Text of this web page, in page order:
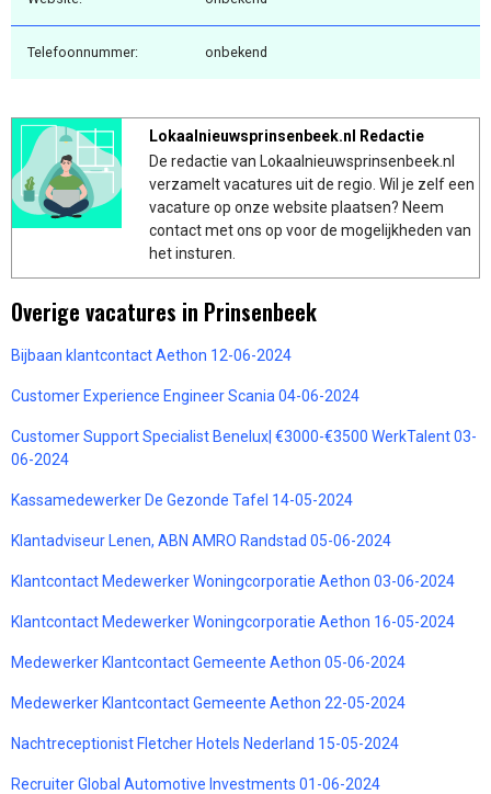
Telefoonnummer: onbekend
Lokaalnieuwsprinsenbeek.nl Redactie
De redactie van Lokaalnieuwsprinsenbeek.nl
verzamelt vacatures uit de regio. Wil je zelf een
vacature op onze website plaatsen? Neem
contact met ons op voor de mogelijkheden van
het insturen.
Overige vacatures in Prinsenbeek
Bijbaan klantcontact Aethon 12-06-2024
Customer Experience Engineer Scania 04-06-2024
Customer Support Specialist Benelux| €3000-€3500 WerkTalent 03-
06-2024
Kassamedewerker De Gezonde Tafel 14-05-2024
Klantadviseur Lenen, ABN AMRO Randstad 05-06-2024
Klantcontact Medewerker Woningcorporatie Aethon 03-06-2024
Klantcontact Medewerker Woningcorporatie Aethon 16-05-2024
Medewerker Klantcontact Gemeente Aethon 05-06-2024
Medewerker Klantcontact Gemeente Aethon 22-05-2024
Nachtreceptionist Fletcher Hotels Nederland 15-05-2024
Recruiter Global Automotive Investments 01-06-2024